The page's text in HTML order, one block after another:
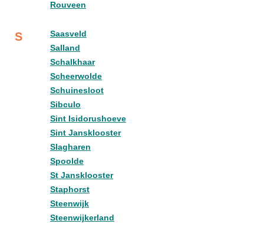
Rouveen
S
Saasveld
Salland
Schalkhaar
Scheerwolde
Schuinesloot
Sibculo
Sint Isidorushoeve
Sint Jansklooster
Slagharen
Spoolde
St Jansklooster
Staphorst
Steenwijk
Steenwijkerland